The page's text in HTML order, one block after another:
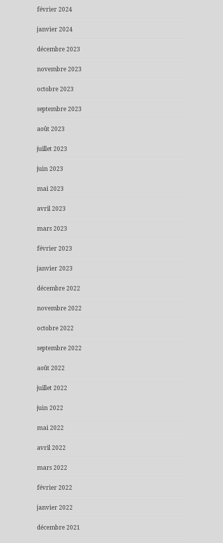
février 2024
janvier 2024
décembre 2023
novembre 2023
octobre 2023
septembre 2023
août 2023
juillet 2023
juin 2023
mai 2023
avril 2023
mars 2023
février 2023
janvier 2023
décembre 2022
novembre 2022
octobre 2022
septembre 2022
août 2022
juillet 2022
juin 2022
mai 2022
avril 2022
mars 2022
février 2022
janvier 2022
décembre 2021